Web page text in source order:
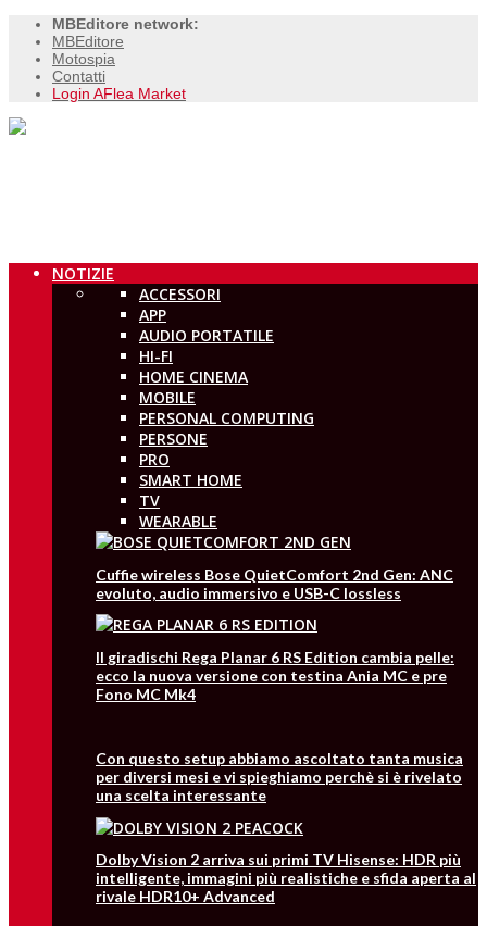
MBEditore network:
MBEditore
Motospia
Contatti
Login AFlea Market
NOTIZIE
ACCESSORI
APP
AUDIO PORTATILE
HI-FI
HOME CINEMA
MOBILE
PERSONAL COMPUTING
PERSONE
PRO
SMART HOME
TV
WEARABLE
Cuffie wireless Bose QuietComfort 2nd Gen: ANC
evoluto, audio immersivo e USB-C lossless
Il giradischi Rega Planar 6 RS Edition cambia pelle:
ecco la nuova versione con testina Ania MC e pre
Fono MC Mk4
Con questo setup abbiamo ascoltato tanta musica
per diversi mesi e vi spieghiamo perchè si è rivelato
una scelta interessante
Dolby Vision 2 arriva sui primi TV Hisense: HDR più
intelligente, immagini più realistiche e sfida aperta al
rivale HDR10+ Advanced